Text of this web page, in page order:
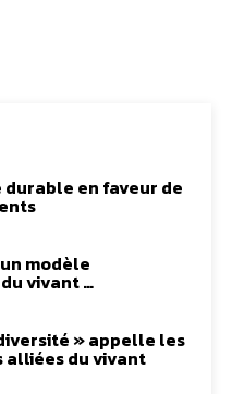
en faveur de
modèle
vivant …
» appelle les
alliées du vivant